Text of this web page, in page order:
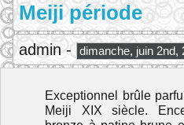
Meiji période
admin - dimanche, juin 2nd,
Exceptionnel brûle
Meiji XIX siècle.